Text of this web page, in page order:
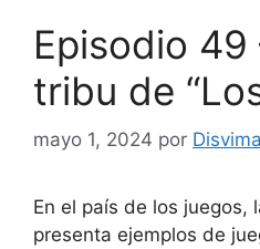
Episodio 49
tribu de
mayo 1, 2024 por
En el país de los juegos,
presenta ejemplos de